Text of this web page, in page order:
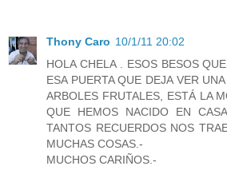
Thony Caro 10/1/11 20:02
HOLA CHELA . ESOS BESOS
ESA PUERTA QUE DEJA VER
ARBOLES FRUTALES, ESTÁ LA
QUE HEMOS NACIDO EN
TANTOS RECUERDOS NOS
MUCHAS COSAS.-
MUCHOS CARIÑOS.-